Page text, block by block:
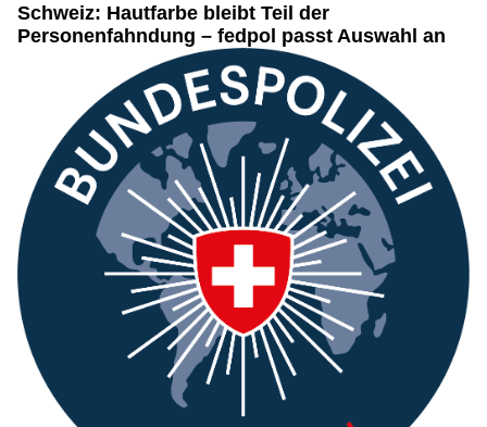
Schweiz: Hautfarbe bleibt Teil der
Personenfahndung – fedpol passt Auswahl an